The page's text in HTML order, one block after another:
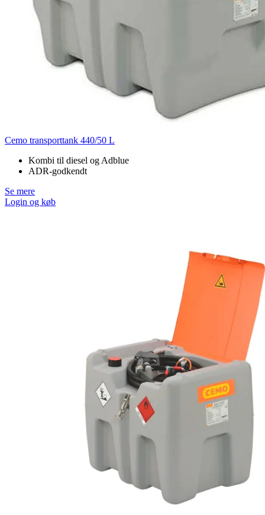
Cemo transporttank 440/50 L
Kombi til diesel og Adblue
ADR-godkendt
Se mere
Login og køb